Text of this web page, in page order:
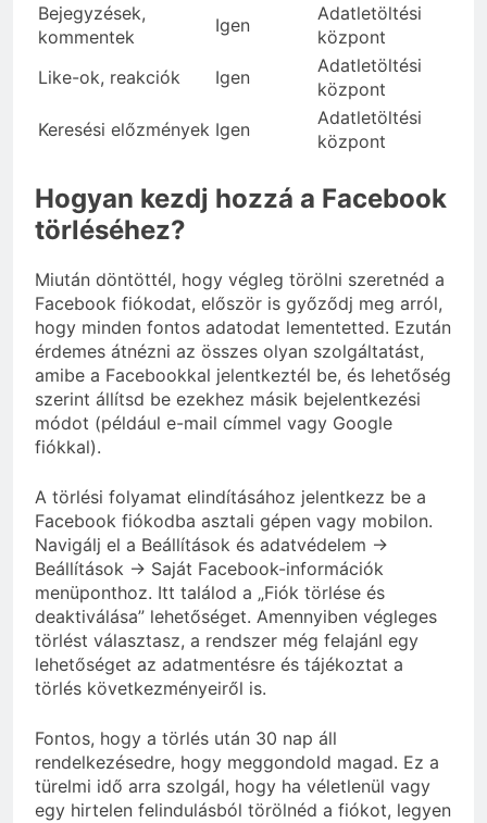
Bejegyzések,
kommentek
Igen
Adatletöltési
központ
Like-ok, reakciók
Igen
Adatletöltési
központ
Keresési előzmények Igen
Adatletöltési
központ
Hogyan kezdj hozzá a Facebook
törléséhez?
Miután döntöttél, hogy végleg törölni szeretnéd a
Facebook fiókodat, először is győződj meg arról,
hogy minden fontos adatodat lementetted. Ezután
érdemes átnézni az összes olyan szolgáltatást,
amibe a Facebookkal jelentkeztél be, és lehetőség
szerint állítsd be ezekhez másik bejelentkezési
módot (például e-mail címmel vagy Google
fiókkal).
A törlési folyamat elindításához jelentkezz be a
Facebook fiókodba asztali gépen vagy mobilon.
Navigálj el a Beállítások és adatvédelem ->
Beállítások -> Saját Facebook-információk
menüponthoz. Itt találod a „Fiók törlése és
deaktiválása” lehetőséget. Amennyiben végleges
törlést választasz, a rendszer még felajánl egy
lehetőséget az adatmentésre és tájékoztat a
törlés következményeiről is.
Fontos, hogy a törlés után 30 nap áll
rendelkezésedre, hogy meggondold magad. Ez a
türelmi idő arra szolgál, hogy ha véletlenül vagy
egy hirtelen felindulásból törölnéd a fiókot, legyen